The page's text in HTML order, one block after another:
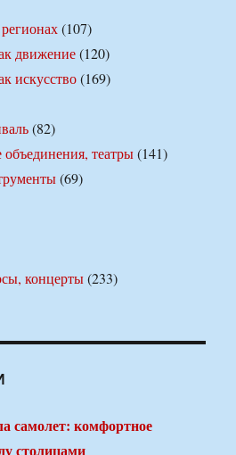
(107)
движение(120)
искусство(169)
(82)
театры(141)
(69)
концерты(233)
самолет: комфортное
столицами